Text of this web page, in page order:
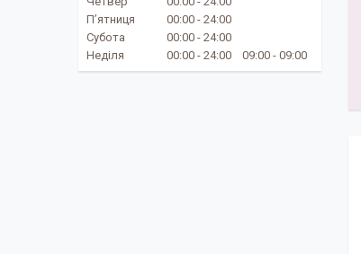
Пʼятниця
00:00
24:00
Субота
00:00
24:00
Неділя
00:00 24:00 09:00 09:00